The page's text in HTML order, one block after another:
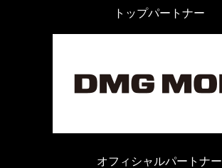
トップパートナー
オフィシャルパートナー